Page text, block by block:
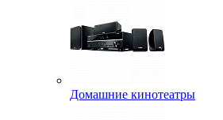
Домашние кинотеатры